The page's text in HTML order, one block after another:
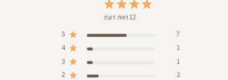
12 חוות דעת
5
7
4
1
3
1
2 2